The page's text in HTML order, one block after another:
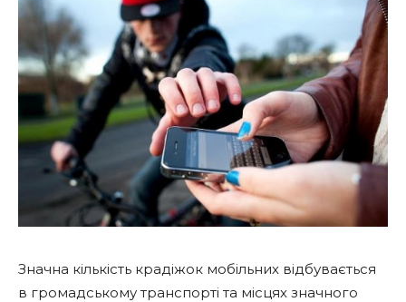
Значна кількість крадіжок мобільних відбувається
в громадському транспорті та місцях значного